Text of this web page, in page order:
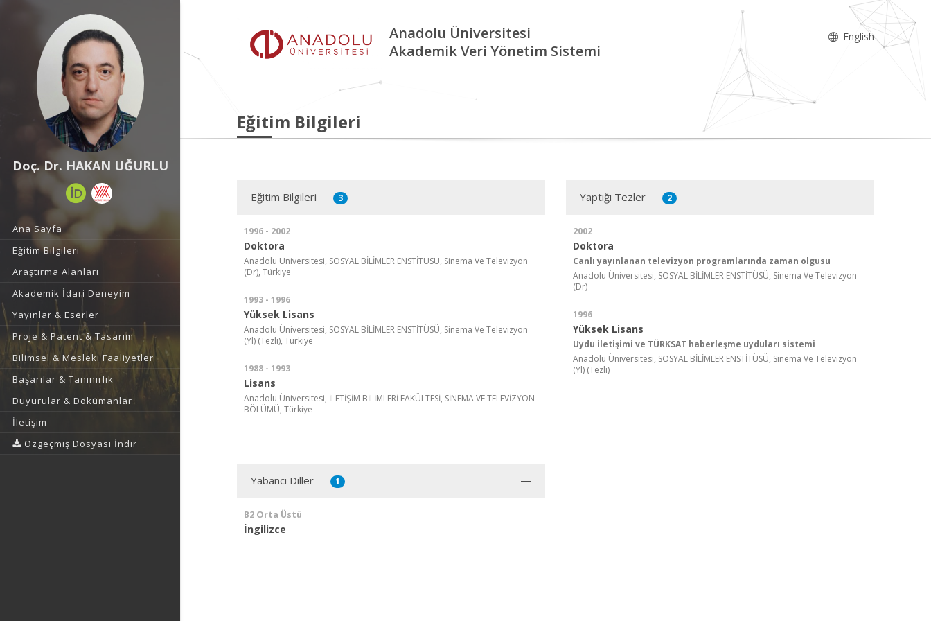
Doç. Dr. HAKAN UĞURLU
Ana Sayfa
Eğitim Bilgileri
Araştırma Alanları
Akademik İdari Deneyim
Yayınlar & Eserler
Proje & Patent & Tasarım
Bilimsel & Mesleki Faaliyetler
Başarılar & Tanınırlık
Duyurular & Dokümanlar
İletişim
Özgeçmiş Dosyası İndir
Anadolu Üniversitesi
Akademik Veri Yönetim Sistemi
English
Eğitim Bilgileri
Eğitim Bilgileri 3
1996 - 2002
Doktora
Anadolu Üniversitesi, SOSYAL BİLİMLER ENSTİTÜSÜ, Sinema Ve Televizyon
(Dr), Türkiye
1993 - 1996
Yüksek Lisans
Anadolu Üniversitesi, SOSYAL BİLİMLER ENSTİTÜSÜ, Sinema Ve Televizyon
(Yl) (Tezli), Türkiye
1988 - 1993
Lisans
Anadolu Üniversitesi, İLETİŞİM BİLİMLERİ FAKÜLTESİ, SİNEMA VE TELEVİZYON
BÖLÜMÜ, Türkiye
Yaptığı Tezler 2
2002
Doktora
Canlı yayınlanan televizyon programlarında zaman olgusu
Anadolu Üniversitesi, SOSYAL BİLİMLER ENSTİTÜSÜ, Sinema Ve Televizyon
(Dr)
1996
Yüksek Lisans
Uydu iletişimi ve TÜRKSAT haberleşme uyduları sistemi
Anadolu Üniversitesi, SOSYAL BİLİMLER ENSTİTÜSÜ, Sinema Ve Televizyon
(Yl) (Tezli)
Yabancı Diller 1
B2 Orta Üstü
İngilizce